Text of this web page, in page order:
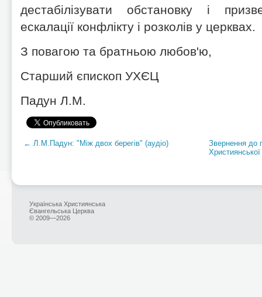
дестабілізувати обстановку і
ескалації конфлікту і розколів у церквах.
З повагою та братньою любов'ю,
Старший єпископ УХЄЦ
Падун Л.М.
← Л.М.Падун: "Між двох берегів" (аудіо)
Звернення до
Українська Християнська
Євангельська Церква
© 2009—2026